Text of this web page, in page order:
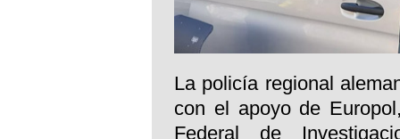
La policía regional
con el apoyo de
Federal de